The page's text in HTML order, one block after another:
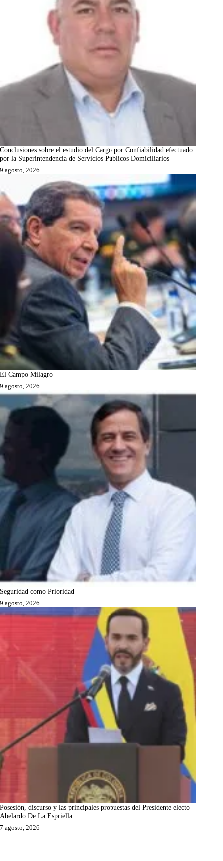
Conclusiones sobre el estudio del Cargo por Confiabilidad efectuado
por la Superintendencia de Servicios Públicos Domiciliarios
9 agosto, 2026
El Campo Milagro
9 agosto, 2026
Seguridad como Prioridad
9 agosto, 2026
Posesión, discurso y las principales propuestas del Presidente electo
Abelardo De La Espriella
7 agosto, 2026